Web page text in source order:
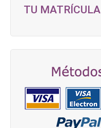
TU MATRÍCULA